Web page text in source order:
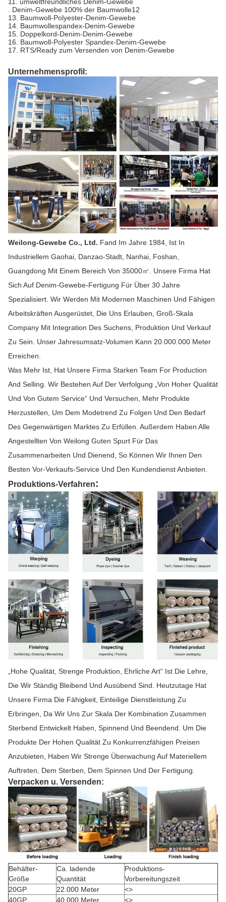
. Denim-Gewebe 100% der Baumwolle12
13. Baumwoll-Polyester-Denim-Gewebe
14. Baumwollespandex-Denim-Gewebe
15. Doppelkord-Denim-Denim-Gewebe
16. Baumwoll-Polyester Spandex-Denim-Gewebe
17. RTS/Ready zum Versenden von Denim-Gewebe
Unternehmensprofil:
Weilong-Gewebe Co., Ltd. Fand Im Jahre 1984, Ist In
Industriellem Gaohai, Danzao-Stadt, Nanhai, Foshan,
Guangdong Mit Einem Bereich Von 35000㎡. Unsere Firma Hat
Sich Auf Denim-Gewebe-Fertigung Für Über 30 Jahre
Spezialisiert. Wir Werden Mit Modernen Maschinen Und Fähigen
Arbeitskräften Ausgerüstet, Die Uns Erlauben, Groß-Skala
Company Mit Integration Des Suchens, Produktion Und Verkauf
Zu Sein. Unser Jahresumsatz-Volumen Kann 20.000.000 Meter
Erreichen.
Was Mehr Ist, Hat Unsere Firma Starken Team For Production
And Selling. Wir Bestehen Auf Der Verfolgung „von Hoher Qualität
Und Von Gutem Service“ Und Versuchen, Mehr Produkte
Herzustellen, Um Dem Modetrend Zu Folgen Und Den Bedarf
Des Gegenwärtigen Marktes Zu Erfüllen. Außerdem Haben Alle
Angestellten Von Weilong Guten Spurt Für Das
Zusammenarbeiten Und Dienend, So Können Wir Ihnen Den
Besten Vor-Verkaufs-Service Und Den Kundendienst Anbieten.
Produktions-Verfahren:
„Hohe Qualität, Strenge Produktion, Ehrliche Art“ Ist Die Lehre,
Die Wir Ständig Bleibend Und Ausübend Sind. Heutzutage Hat
Unsere Firma Die Fähigkeit, Einteilige Dienstleistung Zu
Erbringen, Da Wir Uns Zur Skala Der Kombination Zusammen
Sterbend Entwickelt Haben, Spinnend Und Beendend. Um Die
Produkte Der Hohen Qualität Zu Konkurrenzfähigen Preisen
Anzubieten, Haben Wir Strenge Überwachung Auf Materiellem
Auftreten, Dem Sterben, Dem Spinnen Und Der Fertigung.
Verpacken u. Versenden:
Behälter-
Größe
Ca. ladende
Quantität
Produktions-
Vorbereitungszeit
20GP
22.000 Meter
<>
40GP
40.000 Meter <>